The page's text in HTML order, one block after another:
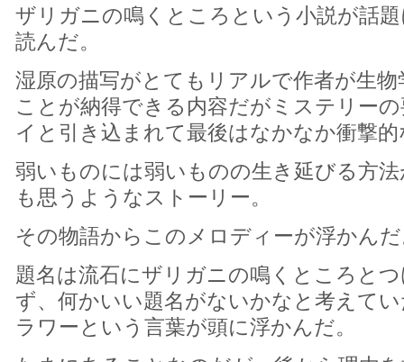
ザリガニの鳴くところという小説が話
読んだ。
湿原の描写がとてもリアルで作者が生
ことが納得できる内容だがミステリー
イと引き込まれて最後はなかなか衝撃
弱いものには弱いものの生き延びる方
も思うようなストーリー。
その物語からこのメロディーが浮かん
題名は流石にザリガニの鳴くところと
ず、何かいい題名がないかなと考えて
ラワーという言葉が頭に浮かんだ。